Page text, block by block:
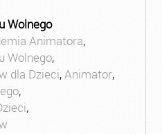
Wolnego
Animatora,
Wolnego,
dla Dzieci,Animator,
,
,